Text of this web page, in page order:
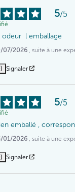
5/5
l emballage
07/2026 , suite à une
Signaler
5/5
emballé ,
01/2026 , suite à une
Signaler